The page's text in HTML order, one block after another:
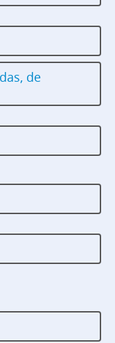
de